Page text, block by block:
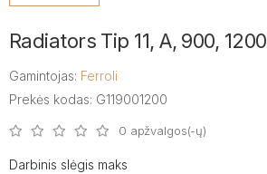
Radiators Tip 11, A, 900, 1200
Gamintojas: Ferroli
Prekės kodas: G119001200
0 apžvalgos(-ų)
Darbinis slėgis maks